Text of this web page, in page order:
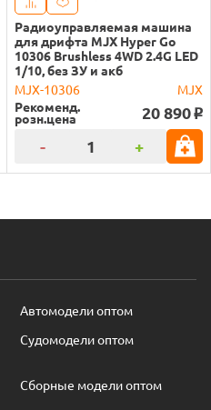
Радиоуправляемая машина
для дрифта MJX Hyper Go
10306 Brushless 4WD 2.4G LED
1/10, без ЗУ и акб
MJX-10306
MJX
Рекоменд.
розн.цена 20 890 o
- +
Автомодели оптом
Судомодели оптом
Сборные модели оптом